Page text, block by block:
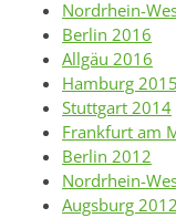
Nordrhein-
Berlin 2016
Allgäu 2016
Hamburg 2015
Stuttgart 2014
Frankfurt am
Berlin 2012
Nordrhein-
Augsburg 2012